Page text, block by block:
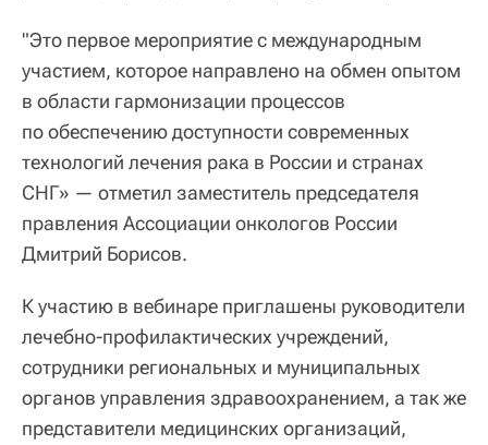
"Это первое мероприятие с международным
участием, которое направлено на обмен опытом
в области гармонизации процессов
по обеспечению доступности современных
технологий лечения рака в России и странах
СНГ» — отметил заместитель председателя
правления Ассоциации онкологов России
Дмитрий Борисов.
К участию в вебинаре приглашены руководители
лечебно-профилактических учреждений,
сотрудники региональных и муниципальных
органов управления здравоохранением, а так же
представители медицинских организаций,